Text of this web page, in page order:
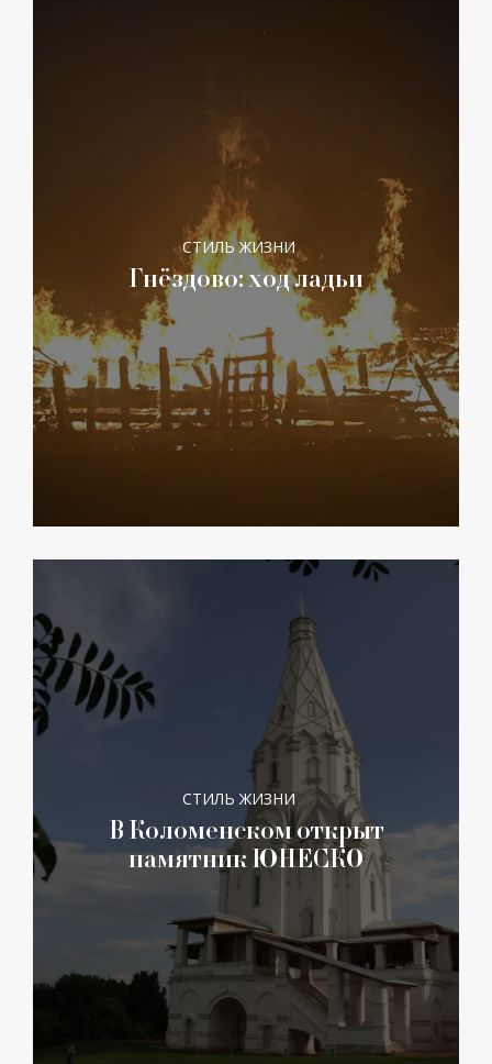
СТИЛЬ ЖИЗНИ
Гнёздово: ход ладьи
СТИЛЬ ЖИЗНИ
В Коломенском открыт
памятник ЮНЕСКО